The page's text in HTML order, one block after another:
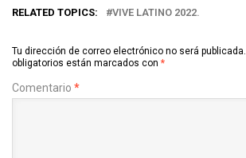
RELATED TOPICS: VIVE LATINO 2022.
Tu dirección de correo electrónico no será publicada.
obligatorios están marcados con *
Comentario *